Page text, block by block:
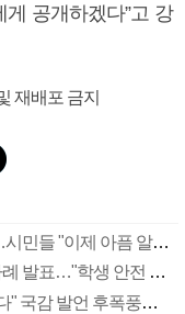
공개하겠다”고 강
재배포 금지
백신 피해자 부산 두 번째 버스킹 성황…시민들 "이제 아픔 알겠다" 응원
백신 피해 학부모들 재판정서 눈물의 사례 발표…"학생 안전 주의의무 놓친 학교·당국이 우리 애 죽였다"
지영미 청장 "그 백신은 사용하면 안 된다" 국감 발언 후폭풍…피해자 "우롱하나"